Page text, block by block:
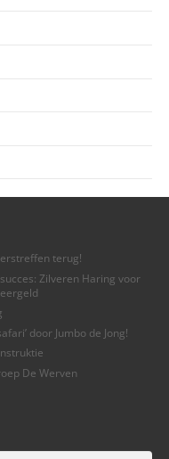
terug!
Zilveren Haring voor
door Jumbo de Jong!
De Werven